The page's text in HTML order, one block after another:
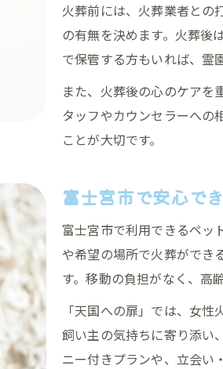
富士宮市で選ぶ訪問型ペット火葬の
訪問型ペット火葬の流れと利用
訪問火葬で安心できる理由と選
ペット火葬車による柔軟なサービ
ペット火葬利用時に気をつけたいポイ
ペット火葬の事前確認で失敗を防
火葬サービス選びで重視したい
ペット火葬当日に気をつけたい
見送り後の手続きと供養方法につ
ペット火葬利用時のトラブルを避
天国への扉ペットメモリアル静
火葬前には、火葬業者との
の有無を決めます。火葬後
で保管する方もいれば、霊
また、火葬後の心のケアを
タッフやカウンセラーへの
ことが大切です。
富士宮市で安心で
富士宮市で利用できるペッ
や希望の場所で火葬ができ
す。移動の負担がなく、高
「天国への扉」では、女
飼い主の気持ちに寄り添い
ニー付きプランや、立会い